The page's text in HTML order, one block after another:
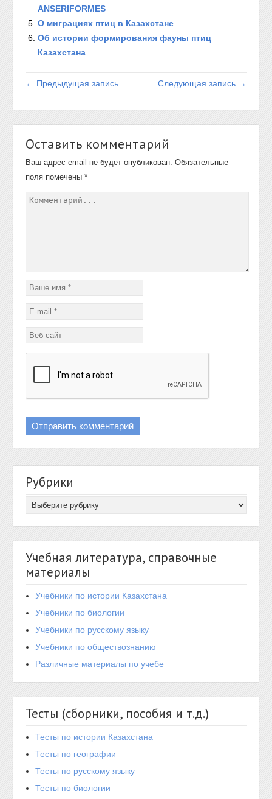
ANSERIFORMES
О миграциях птиц в Казахстане
Об истории формирования фауны птиц
Казахстана
← Предыдущая запись Следующая запись →
Оставить комментарий
Ваш адрес email не будет опубликован. Обязательные
поля помечены*
Рубрики
Учебная литература, справочные
материалы
Учебники по истории Казахстана
Учебники по биологии
Учебники по русскому языку
Учебники по обществознанию
Различные материалы по учебе
Тесты (сборники, пособия и т.д.)
Тесты по истории Казахстана
Тесты по географии
Тесты по русскому языку
Тесты по биологии